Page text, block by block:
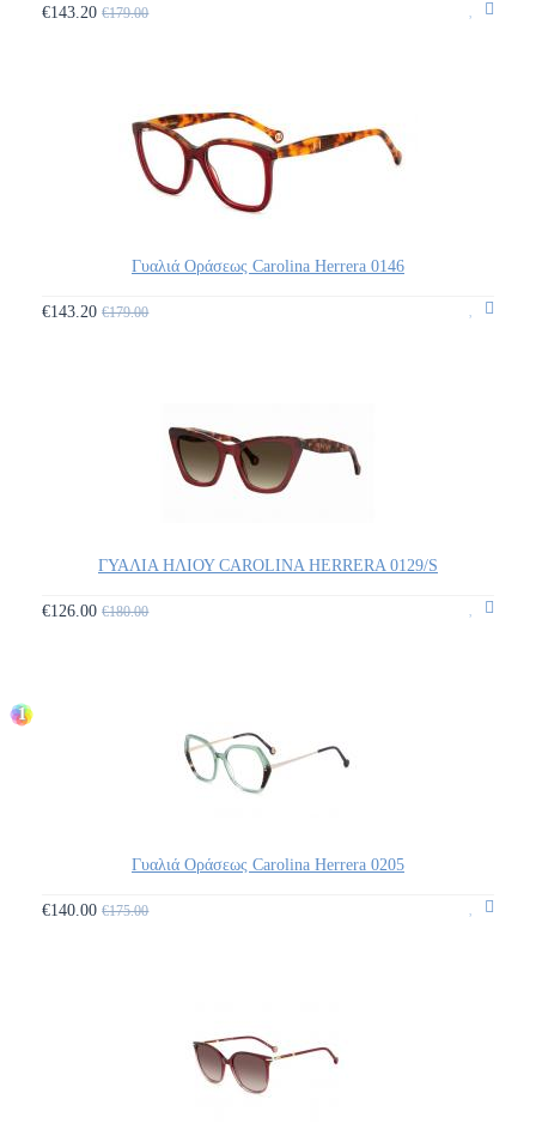
€143.20€179.00
Γυαλιά Οράσεως Carolina Herrera 0146
€143.20€179.00
ΓΥΑΛΙΑ ΗΛΙΟΥ CAROLINA HERRERA 0129/S
€126.00€180.00
1
Γυαλιά Οράσεως Carolina Herrera 0205
€140.00€175.00